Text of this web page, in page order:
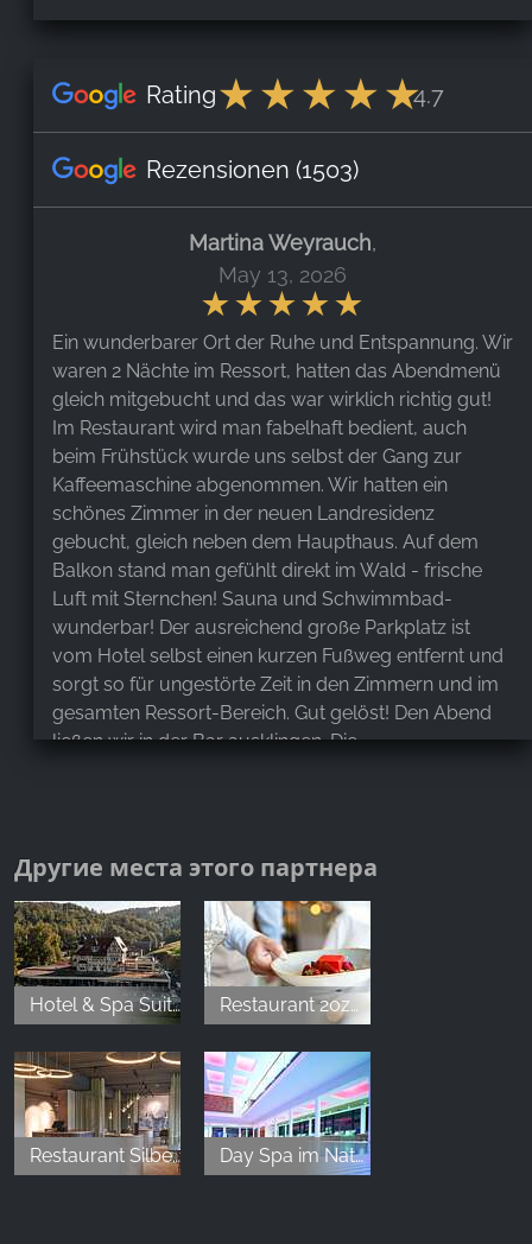
Rating 4.7
Rezensionen (1503)
Martina Weyrauch,
May 13, 2026
Ein wunderbarer Ort der Ruhe und Entspannung. Wir
waren 2 Nächte im Ressort, hatten das Abendmenü
gleich mitgebucht und das war wirklich richtig gut!
Im Restaurant wird man fabelhaft bedient, auch
beim Frühstück wurde uns selbst der Gang zur
Kaffeemaschine abgenommen. Wir hatten ein
schönes Zimmer in der neuen Landresidenz
gebucht, gleich neben dem Haupthaus. Auf dem
Balkon stand man gefühlt direkt im Wald - frische
Luft mit Sternchen! Sauna und Schwimmbad-
wunderbar! Der ausreichend große Parkplatz ist
vom Hotel selbst einen kurzen Fußweg entfernt und
sorgt so für ungestörte Zeit in den Zimmern und im
gesamten Ressort-Bereich. Gut gelöst! Den Abend
ließen wir in der Bar ausklingen. Die
Elisa K,
Apr 12, 2026
Wir hatten ein wunderbares langes Wochenende im
Hotel Schindelbruch. Das Hotel liegt mitten in der
Natur und der Service ist außergewöhnlich. Die
Mitarbeitenden sind nicht nur sehr freundlich,
sondern erfüllten uns auch gern den ein oder
anderen Extra-Wunsch. Das Frühstück war das
Другие места этого партнера
Hotel & Spa Suiten FreiWerk Restaurant 20zwanzig im FreiWerk
Restaurant Silberstreif Day Spa im Naturresort & Spa Schindelbruch